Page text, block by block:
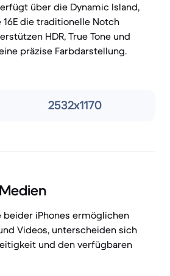
über die Dynamic Island,
16E die traditionelle Notch
HDR, True Tone und
präzise Farbdarstellung.
2532x1170
beider iPhones ermöglichen
Videos, unterscheiden sich
und den verfügbaren